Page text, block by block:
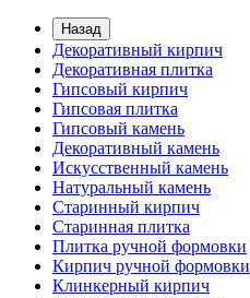
Назад
Декоративный кирпич
Декоративная плитка
Гипсовый кирпич
Гипсовая плитка
Гипсовый камень
Декоративный камень
Искусственный камень
Натуральный камень
Старинный кирпич
Старинная плитка
Плитка ручной формовки
Кирпич ручной формовки
Клинкерный кирпич